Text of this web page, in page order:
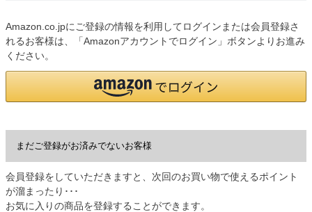
Amazon.co.jpにご登録の情報を利用してログインまたは会員登録さ
れるお客様は、「Amazonアカウントでログイン」ボタンよりお進み
ください。
まだご登録がお済みでないお客様
会員登録をしていただきますと、次回のお買い物で使えるポイント
が溜まったり･･･
お気に入りの商品を登録することができます。